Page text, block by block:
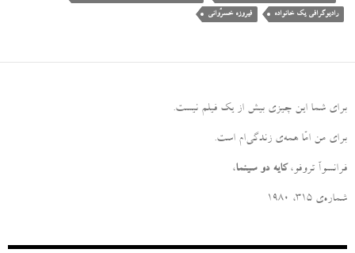
رادیوگرافی یک خانواده فیروزه خسرُوانی
برای شما این چیزی بیش از یک فیلم نیست.
برای من امّا همه‌ی زندگی‌ام است.
فرانسوآ تروفو، کایه دو سینما،
شماره‌ی ۳۱۵، ۱۹۸۰